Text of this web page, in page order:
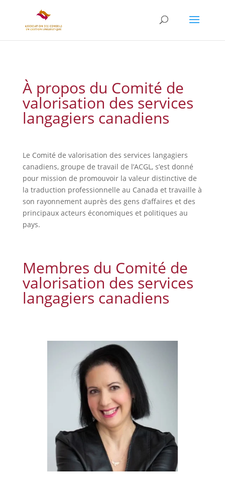
À propos du Comité de
valorisation des services
langagiers canadiens
Le Comité de valorisation des services langagiers
canadiens, groupe de travail de l’ACGL, s’est donné
pour mission de promouvoir la valeur distinctive de
la traduction professionnelle au Canada et travaille à
son rayonnement auprès des gens d’affaires et des
principaux acteurs économiques et politiques au
pays.
Membres du Comité de
valorisation des services
langagiers canadiens